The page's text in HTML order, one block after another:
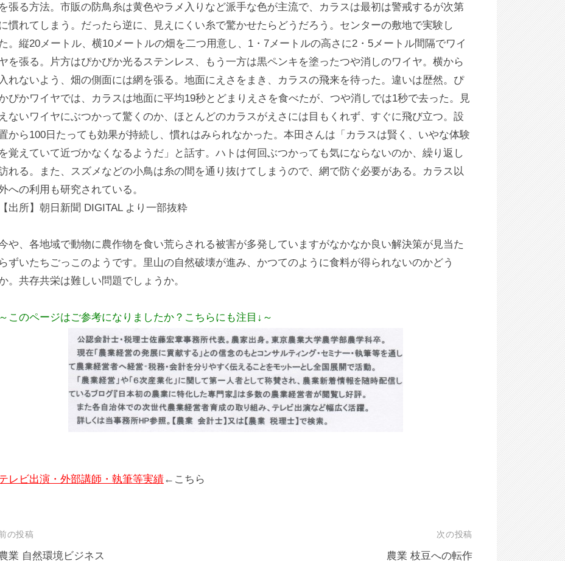
を張る方法。市販の防鳥糸は黄色やラメ入りなど派手な色が主流で、カラスは最初は警戒するが次第
慣れてしまう。だったら逆に、見えにくい糸で驚かせたらどうだろう。センターの敷地で実験し
。縦20メートル、横10メートルの畑を二つ用意し、1・7メートルの高さに2・5メートル間隔でワイ
を張る。片方はぴかぴか光るステンレス、もう一方は黒ペンキを塗ったつや消しのワイヤ。横から
入れないよう、畑の側面には網を張る。地面にえさをまき、カラスの飛来を待った。違いは歴然。ぴ
ぴかワイヤでは、カラスは地面に平均19秒とどまりえさを食べたが、つや消しでは1秒で去った。見
えないワイヤにぶつかって驚くのか、ほとんどのカラスがえさには目もくれず、すぐに飛び立つ。設
から100日たっても効果が持続し、慣れはみられなかった。本田さんは「カラスは賢く、いやな体験
を覚えていて近づかなくなるようだ」と話す。ハトは何回ぶつかっても気にならないのか、繰り返し
れる。また、スズメなどの小鳥は糸の間を通り抜けてしまうので、網で防ぐ必要がある。カラス以
への利用も研究されている。
【出所】朝日新聞 DIGITAL より一部抜粋
や、各地域で動物に農作物を食い荒らされる被害が多発していますがなかなか良い解決策が見当た
らずいたちごっこのようです。里山の自然破壊が進み、かつてのように食料が得られないのかどう
。共存共栄は難しい問題でしょうか。
～このページはご参考になりましたか？こちらにも注目↓～
レビ出演・外部講師・執筆等実績←こちら
の投稿
業 自然環境ビジネス
次の投稿
農業 枝豆への転作